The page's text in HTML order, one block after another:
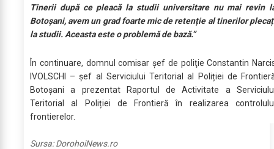
Tinerii după ce pleacă la studii universitare nu mai revin
Botoșani, avem un grad foarte mic de retenție al tinerilor
la studii. Aceasta este o problemă de bază.”
În continuare, domnul comisar şef de poliţie Constantin
IVOLSCHI – șef al Serviciului Teritorial al Poliției de
Botoșani a prezentat Raportul de Activitate a
Teritorial al Poliției de Frontieră în realizarea
frontierelor.
Sursa:DorohoiNews.ro